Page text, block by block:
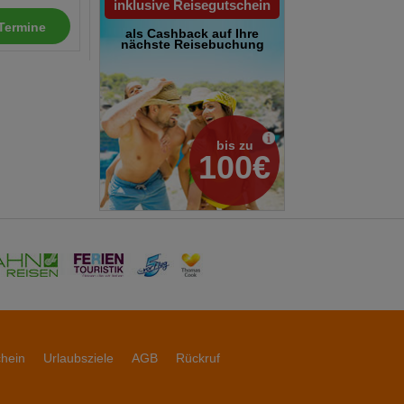
inklusive Reisegutschein
als Cashback auf Ihre
nächste Reisebuchung
bis zu
100€
Urlaubsziele AGB
Rückruf